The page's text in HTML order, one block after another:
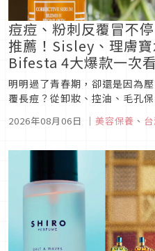
痘痘、粉刺反覆冒不
推薦！Sisley、理膚
Bifesta 4大爆款一次看
明明過了青春期，卻還是因為
覆長痘？從卸妝、控油、毛孔
Bifesta，陪你建立更穩定的日
2026年08月06日 ｜ 美容保養 、